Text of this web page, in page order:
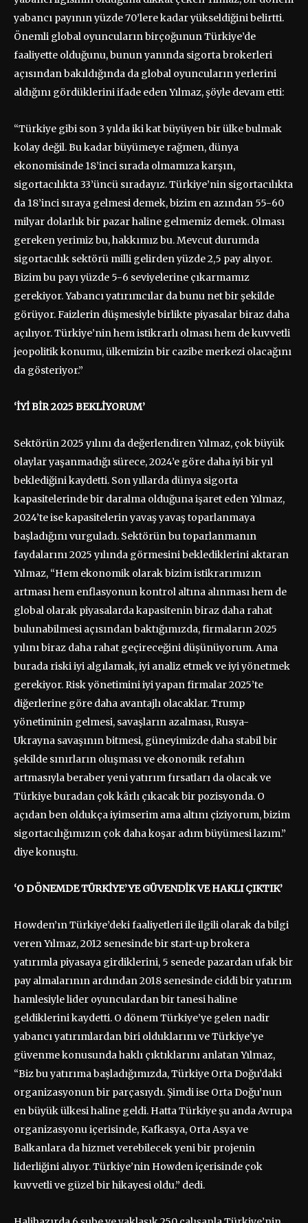
yabancı payının yüzde 70’lere kadar yükseldiğini belirtti.
Önemli global oyuncuların birçoğunun Türkiye’de
faaliyette olduğunu, bunun yanında sigorta brokerleri
açısından bakıldığında da global oyuncuların yerlerini
aldığını gördüklerini ifade eden Yılmaz, şöyle devam etti:
“Türkiye gibi son 3 yılda iki kat büyüyen bir ülke bulmak
kolay değil. Bu kadar büyümeye rağmen, dünya
ekonomisinde 18’inci sırada olmamıza karşın,
sigortacılıkta 33’üncü sıradayız. Türkiye’nin sigortacılıkta
da 18’inci sıraya gelmesi demek, bizim en azından 55-60
milyar dolarlık bir pazar haline gelmemiz demek. Olması
gereken yerimiz bu, hakkımız bu. Mevcut durumda
sigortacılık sektörü milli gelirden yüzde 2,5 pay alıyor.
Bizim bu payı yüzde 5-6 seviyelerine çıkarmamız
gerekiyor. Yabancı yatırımcılar da bunu net bir şekilde
görüyor. Faizlerin düşmesiyle birlikte piyasalar biraz daha
açılıyor. Türkiye’nin hem istikrarlı olması hem de kuvvetli
jeopolitik konumu, ülkemizin bir cazibe merkezi olacağını
da gösteriyor.”
‘İYİ BİR 2025 BEKLİYORUM’
Sektörün 2025 yılını da değerlendiren Yılmaz, çok büyük
olaylar yaşanmadığı sürece, 2024’e göre daha iyi bir yıl
beklediğini kaydetti. Son yıllarda dünya sigorta
kapasitelerinde bir daralma olduğuna işaret eden Yılmaz,
2024’te ise kapasitelerin yavaş yavaş toparlanmaya
başladığını vurguladı. Sektörün bu toparlanmanın
faydalarını 2025 yılında görmesini beklediklerini aktaran
Yılmaz, “Hem ekonomik olarak bizim istikrarımızın
artması hem enflasyonun kontrol altına alınması hem de
global olarak piyasalarda kapasitenin biraz daha rahat
bulunabilmesi açısından baktığımızda, firmaların 2025
yılını biraz daha rahat geçireceğini düşünüyorum. Ama
burada riski iyi algılamak, iyi analiz etmek ve iyi yönetmek
gerekiyor. Risk yönetimini iyi yapan firmalar 2025’te
diğerlerine göre daha avantajlı olacaklar. Trump
yönetiminin gelmesi, savaşların azalması, Rusya-
Ukrayna savaşının bitmesi, güneyimizde daha stabil bir
şekilde sınırların oluşması ve ekonomik refahın
artmasıyla beraber yeni yatırım fırsatları da olacak ve
Türkiye buradan çok kârlı çıkacak bir pozisyonda. O
açıdan ben oldukça iyimserim ama altını çiziyorum, bizim
sigortacılığımızın çok daha koşar adım büyümesi lazım.”
diye konuştu.
‘O DÖNEMDE TÜRKİYE’YE GÜVENDİK VE HAKLI ÇIKTIK’
Howden’ın Türkiye’deki faaliyetleri ile ilgili olarak da bilgi
veren Yılmaz, 2012 senesinde bir start-up brokera
yatırımla piyasaya girdiklerini, 5 senede pazardan ufak bir
pay almalarının ardından 2018 senesinde ciddi bir yatırım
hamlesiyle lider oyunculardan bir tanesi haline
geldiklerini kaydetti. O dönem Türkiye’ye gelen nadir
yabancı yatırımlardan biri olduklarını ve Türkiye’ye
güvenme konusunda haklı çıktıklarını anlatan Yılmaz,
“Biz bu yatırıma başladığımızda, Türkiye Orta Doğu’daki
organizasyonun bir parçasıydı. Şimdi ise Orta Doğu’nun
en büyük ülkesi haline geldi. Hatta Türkiye şu anda Avrupa
organizasyonu içerisinde, Kafkasya, Orta Asya ve
Balkanlara da hizmet verebilecek yeni bir projenin
liderliğini alıyor. Türkiye’nin Howden içerisinde çok
kuvvetli ve güzel bir hikayesi oldu.” dedi.